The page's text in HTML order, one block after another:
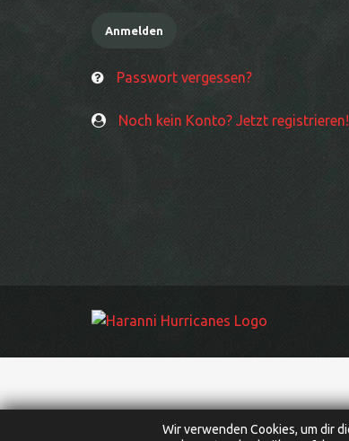
Passwort vergessen?
Noch kein Konto? Jetzt registrieren!
Wir verwenden Cookies, um dir